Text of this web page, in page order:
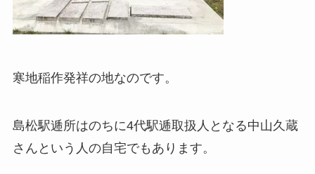
寒地稲作発祥の地なのです。
島松駅逓所はのちに4代駅逓取扱人となる中山久蔵
さんという人の自宅でもあります。